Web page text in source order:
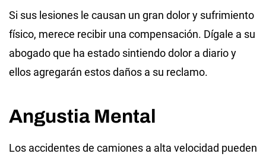
Si sus lesiones le causan un gran dolor y sufrimiento
físico, merece recibir una compensación. Dígale a su
abogado que ha estado sintiendo dolor a diario y
ellos agregarán estos daños a su reclamo.
Angustia Mental
Los accidentes de camiones a alta velocidad pueden